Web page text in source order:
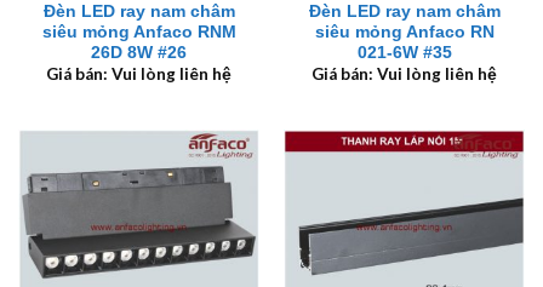
Đèn LED ray nam châm
siêu mỏng Anfaco RNM
26D 8W #26
Giá bán: Vui lòng liên hệ
Đèn LED ray nam châm
siêu mỏng Anfaco RN
021-6W #35
Giá bán: Vui lòng liên hệ